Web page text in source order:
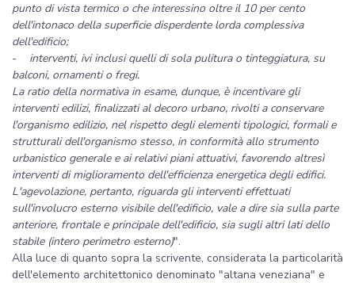
punto di vista termico o che interessino oltre il 10 per cento
dell'intonaco della superficie disperdente lorda complessiva
dell'edificio;
- interventi, ivi inclusi quelli di sola pulitura o tinteggiatura, su
balconi, ornamenti o fregi.
La ratio della normativa in esame, dunque, è incentivare gli
interventi edilizi, finalizzati al decoro urbano, rivolti a conservare
l'organismo edilizio, nel rispetto degli elementi tipologici, formali e
strutturali dell'organismo stesso, in conformità allo strumento
urbanistico generale e ai relativi piani attuativi, favorendo altresì
interventi di miglioramento dell'efficienza energetica degli edifici.
L'agevolazione, pertanto, riguarda gli interventi effettuati
sull'involucro esterno visibile dell'edificio, vale a dire sia sulla parte
anteriore, frontale e principale dell'edificio, sia sugli altri lati dello
stabile (intero perimetro esterno)".
Alla luce di quanto sopra la scrivente, considerata la particolarità
dell'elemento architettonico denominato "altana veneziana" e